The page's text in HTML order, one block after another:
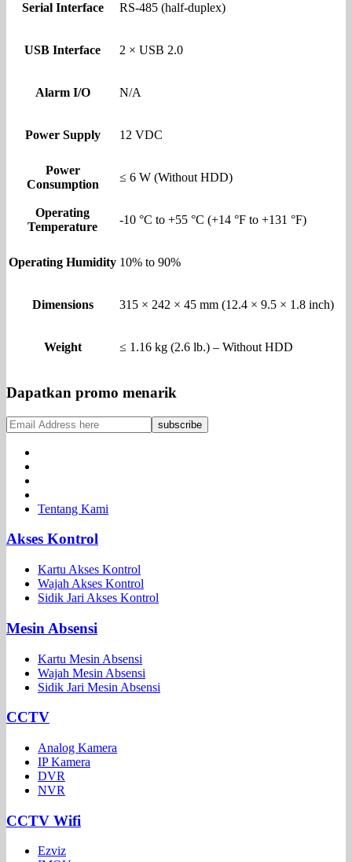
Serial Interface RS-485 (half-duplex)
USB Interface 2 × USB 2.0
Alarm I/O N/A
Power Supply 12 VDC
Power
Consumption
≤ 6 W (Without HDD)
Operating
Temperature
-10 °C to +55 °C (+14 °F to +131 °F)
Operating Humidity 10% to 90%
Dimensions 315 × 242 × 45 mm (12.4 × 9.5 × 1.8 inch)
Weight ≤ 1.16 kg (2.6 lb.) – Without HDD
Dapatkan promo menarik
Tentang Kami
Akses Kontrol
Kartu Akses Kontrol
Wajah Akses Kontrol
Sidik Jari Akses Kontrol
Mesin Absensi
Kartu Mesin Absensi
Wajah Mesin Absensi
Sidik Jari Mesin Absensi
CCTV
Analog Kamera
IP Kamera
DVR
NVR
CCTV Wifi
Ezviz